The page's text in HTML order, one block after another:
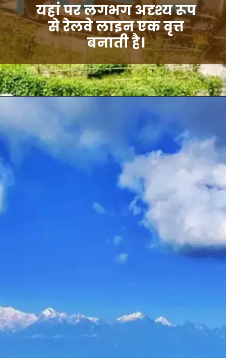
यहां पर लगभग अदृश्य रूप
से रेलवे लाइन एक वृत्त
बनाती है।